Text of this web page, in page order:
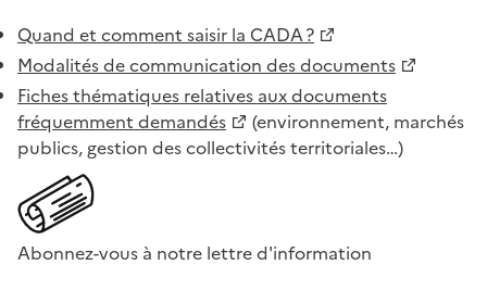
Quand et comment saisir la CADA ?
Modalités de communication des documents
Fiches thématiques relatives aux documents
fréquemment demandés
(environnement, marchés
publics, gestion des collectivités territoriales…)
Abonnez-vous à notre lettre d'information